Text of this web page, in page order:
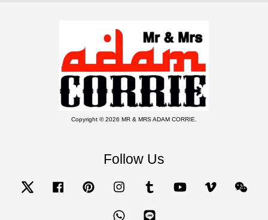
Copyright © 2026 MR & MRS ADAM CORRIE.
Follow Us
Twitter Facebook Pinterest Instagram Tumblr YouTube Vimeo
Whatsapp